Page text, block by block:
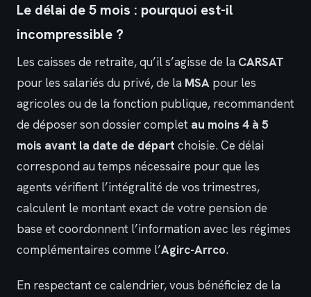
Le délai de 5 mois : pourquoi est-il
incompressible ?
Les caisses de retraite, qu’il s’agisse de la CARSAT
pour les salariés du privé, de la MSA pour les
agricoles ou de la fonction publique, recommandent
de déposer son dossier complet au moins 4 à 5
mois avant la date de départ choisie. Ce délai
correspond au temps nécessaire pour que les
agents vérifient l’intégralité de vos trimestres,
calculent le montant exact de votre pension de
base et coordonnent l’information avec les régimes
complémentaires comme l’Agirc-Arrco.
En respectant ce calendrier, vous bénéficiez de la